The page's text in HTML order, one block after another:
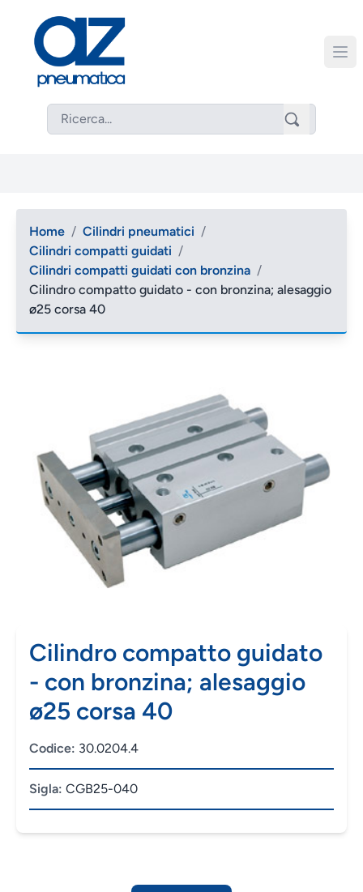
Home / Cilindri pneumatici /
Cilindri compatti guidati /
Cilindri compatti guidati con bronzina /
Cilindro compatto guidato - con bronzina; alesaggio
ø25 corsa 40
Cilindro compatto guidato
- con bronzina; alesaggio
ø25 corsa 40
Codice: 30.0204.4
Sigla: CGB25-040